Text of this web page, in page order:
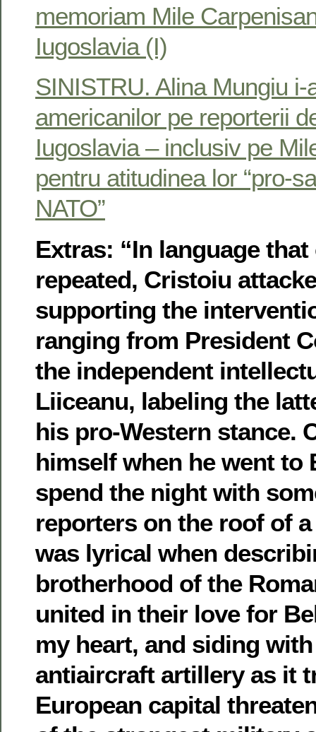
memoriam Mile
Iugoslavia (I)
SINISTRU. Alina Mungiu i-
americanilor pe reporterii
Iugoslavia – inclusiv pe
pentru atitudinea lor “pro-
NATO”
Extras: “In language
repeated, Cristoiu
supporting the
ranging from President
the independent
Liiceanu, labeling the
his pro-Western stance.
himself when he went to
spend the night with
reporters on the roof of
was lyrical when
brotherhood of the
united in their love for
my heart, and siding
antiaircraft artillery as it
European capital